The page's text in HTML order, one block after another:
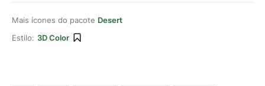
Mais ícones do pacote Desert
Estilo: 3D Color